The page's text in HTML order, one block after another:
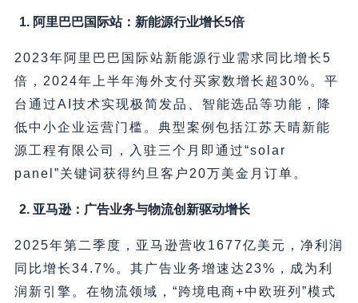
1. 阿里巴巴国际站：新能源行业增长5倍
2023年阿里巴巴国际站新能源行业需求同比增长5
倍，2024年上半年海外支付买家数增长超30%。平
台通过AI技术实现极简发品、智能选品等功能，降
低中小企业运营门槛。典型案例包括江苏天晴新能
源工程有限公司，入驻三个月即通过“solar
panel”关键词获得约旦客户20万美金月订单。
2. 亚马逊：广告业务与物流创新驱动增长
2025年第二季度，亚马逊营收1677亿美元，净利润
同比增长34.7%。其广告业务增速达23%，成为利
润新引擎。在物流领域，“跨境电商+中欧班列”模式